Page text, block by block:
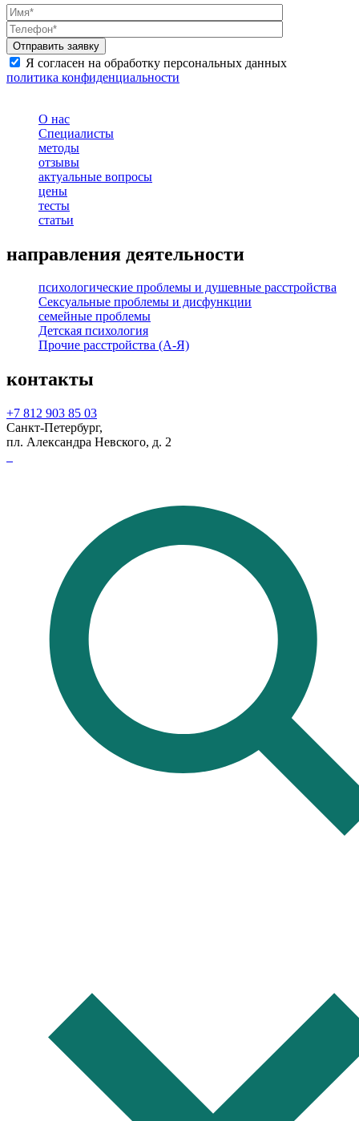
Я согласен на обработку персональных данных
политика конфиденциальности
О нас
Специалисты
методы
отзывы
актуальные вопросы
цены
тесты
статьи
направления деятельности
психологические проблемы и душевные расстройства
Сексуальные проблемы и дисфункции
семейные проблемы
Детская психология
Прочие расстройства (А-Я)
контакты
+7 812 903 85 03
Санкт-Петербург,
пл. Александра Невского, д. 2